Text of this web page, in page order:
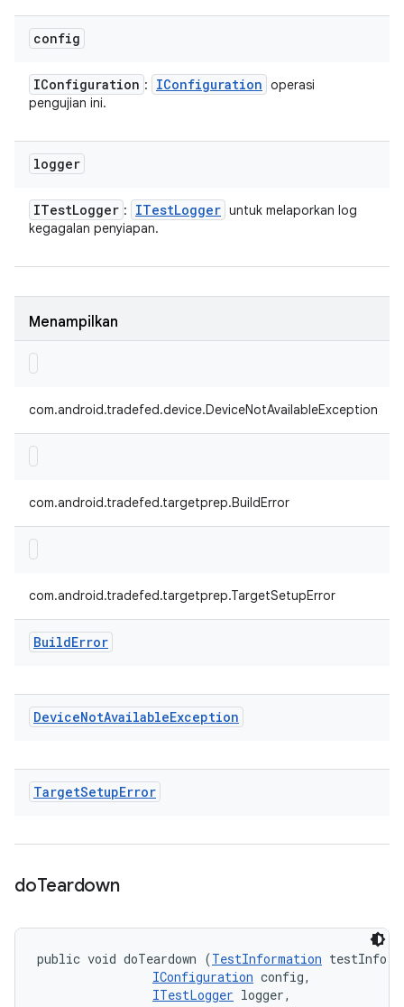
config
IConfiguration : IConfiguration operasi
pengujian ini.
logger
ITestLogger : ITestLogger untuk melaporkan log
kegagalan penyiapan.
Menampilkan
com.android.tradefed.device.DeviceNotAvailableException
com.android.tradefed.targetprep.BuildError
com.android.tradefed.targetprep.TargetSetupError
BuildError
DeviceNotAvailableException
TargetSetupError
doTeardown
public void doTeardown (TestInformation testInfo,
IConfiguration config,
ITestLogger logger,